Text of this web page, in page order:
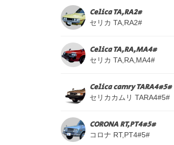
Celica TA,RA2#
セリカ TA,RA2#
Celica TA,RA,MA4#
セリカ TA,RA,MA4#
Celica camry TARA4#5#
セリカカムリ TARA4#5#
CORONA RT,PT4#5#
コロナ RT,PT4#5#